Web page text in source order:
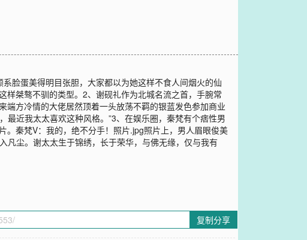
脸蛋美得明目张胆，大家都以为她这样不食人间烟火的仙
桀骜不驯的类型。2、谢砚礼作为北城名流之首，手腕常
方冷情的大佬居然顶着一头放荡不羁的银蓝发色参加商业
最近我太太喜欢这种风格。”3、在娱乐圈，秦梵有个痞性男
。秦梵V：我的，绝不分手！照片.jpg照片上，男人眉眼俊美
尘。谢太太生于锦绣，长于荣华，与佛无缘，仅与我有
复制分享